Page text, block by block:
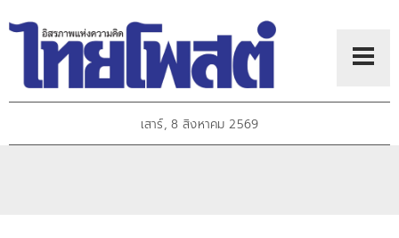
เสาร์, 8 สิงหาคม 2569